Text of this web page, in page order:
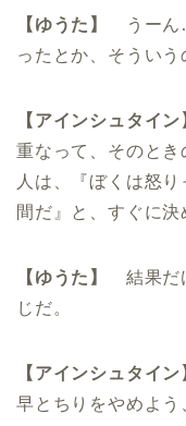
【ゆうた】
うー
ったとか、そういう
【アインシュタイ
重なって、そのと
人は、『ぼくは怒
間だ』と、すぐに決
【ゆうた】 結果だ
じだ。
【アインシュタイ
早とちりをやめよう